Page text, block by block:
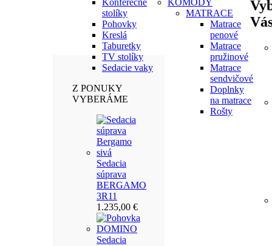
stolíky
Pohovky
Kreslá
Taburetky
TV stolíky
Sedacie vaky
Z PONUKY
VYBERÁME
Sedacia
súprava
BERGAMO
3R11
1.235,00 €
Sedacia
MATRACE
Matrace
penové
Matrace
pružinové
Matrace
sendvičové
Doplnky
na matrace
Rošty